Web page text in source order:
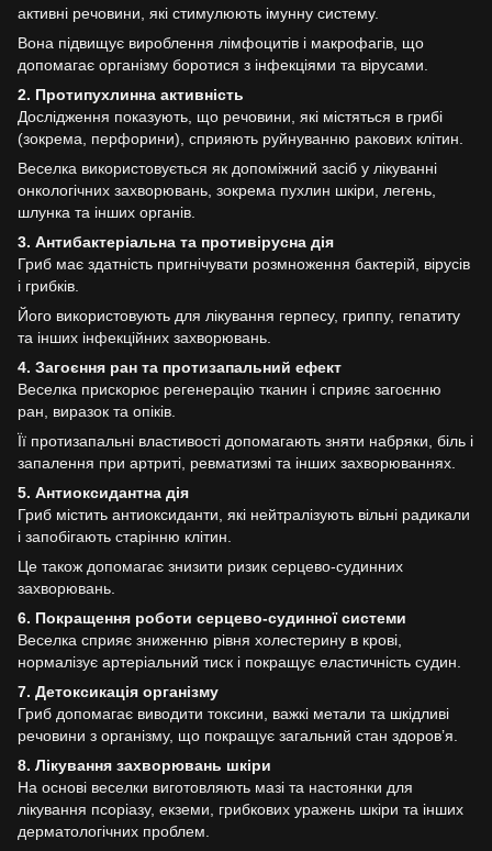
активні речовини, які стимулюють імунну систему.
Вона підвищує вироблення лімфоцитів і макрофагів, що
допомагає організму боротися з інфекціями та вірусами.
2. Протипухлинна активність
Дослідження показують, що речовини, які містяться в грибі
(зокрема, перфорини), сприяють руйнуванню ракових клітин.
Веселка використовується як допоміжний засіб у лікуванні
онкологічних захворювань, зокрема пухлин шкіри, легень,
шлунка та інших органів.
3. Антибактеріальна та противірусна дія
Гриб має здатність пригнічувати розмноження бактерій, вірусів
і грибків.
Його використовують для лікування герпесу, гриппу, гепатиту
та інших інфекційних захворювань.
4. Загоєння ран та протизапальний ефект
Веселка прискорює регенерацію тканин і сприяє загоєнню
ран, виразок та опіків.
Її протизапальні властивості допомагають зняти набряки, біль і
запалення при артриті, ревматизмі та інших захворюваннях.
5. Антиоксидантна дія
Гриб містить антиоксиданти, які нейтралізують вільні радикали
і запобігають старінню клітин.
Це також допомагає знизити ризик серцево-судинних
захворювань.
6. Покращення роботи серцево-судинної системи
Веселка сприяє зниженню рівня холестерину в крові,
нормалізує артеріальний тиск і покращує еластичність судин.
7. Детоксикація організму
Гриб допомагає виводити токсини, важкі метали та шкідливі
речовини з організму, що покращує загальний стан здоров’я.
8. Лікування захворювань шкіри
На основі веселки виготовляють мазі та настоянки для
лікування псоріазу, екземи, грибкових уражень шкіри та інших
дерматологічних проблем.